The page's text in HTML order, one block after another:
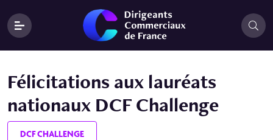
Félicitations aux lauréats
nationaux DCF Challenge
DCF CHALLENGE